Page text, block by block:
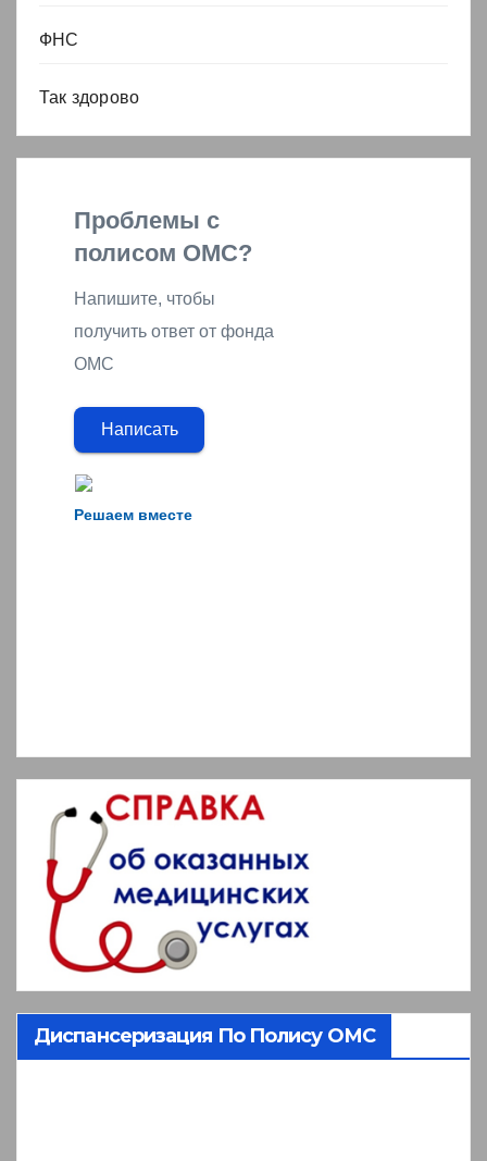
ФНС
Так здорово
Решаем вместе
Проблемы с
полисом ОМС?
Напишите, чтобы
получить ответ от фонда
ОМС
Написать
Диспансеризация По Полису ОМС